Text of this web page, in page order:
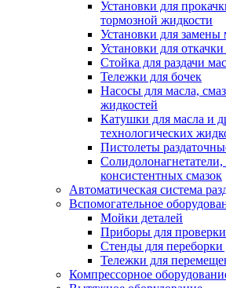
Установки для
тормозной жидкости
Установки для
Установки для
Стойка для раздачи
Тележки для бочек
Насосы для масла,
жидкостей
Катушки для масла и
технологических
Пистолеты
консистентных смазок
Автоматическая система
Вспомогательное
Мойки деталей
Приборы для
Стенды для переборки
Тележки для
Компрессорное